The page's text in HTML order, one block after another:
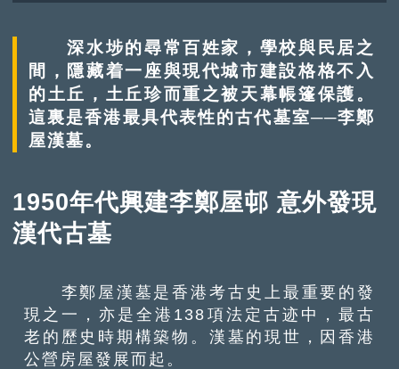
橫跨鬧市鄉郊，尋訪隱藏於街頭巷尾與山野叢林間
的地道風光，讓讀者以更立體豐富的視角，領略這
座城市的多樣面貌。
深水埗的尋常百姓家，學校與民居之
間，隱藏着一座與現代城市建設格格不入
的土丘，土丘珍而重之被天幕帳篷保護。
這裏是香港最具代表性的古代墓室──李鄭
屋漢墓。
1950年代興建李鄭屋邨 意外發現
漢代古墓
李鄭屋漢墓是香港考古史上最重要的發
現之一，亦是全港138項法定古迹中，最古
老的歷史時期構築物。漢墓的現世，因香港
公營房屋發展而起。